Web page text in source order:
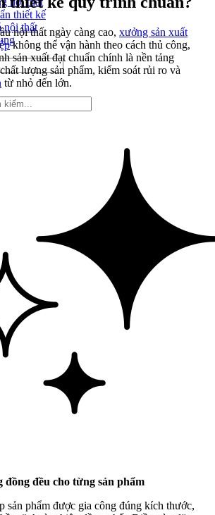
thiết kế
nội thất
nội thất ngày càng cao, xưởng sản xuất
không thể vận hành theo cách thủ công,
sản xuất đạt chuẩn chính là nền tảng
lượng sản phẩm, kiểm soát rủi ro và
từ nhỏ đến lớn.
đều cho từng sản phẩm
sản phẩm được gia công đúng kích thước,